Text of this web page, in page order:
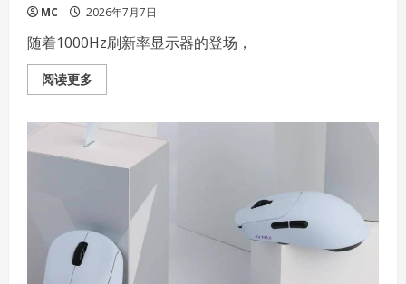
MC 2026年7月7日
随着1000Hz刷新率显示器的登场，
阅读更多Read
more
戏
率
锐
9850X3D、